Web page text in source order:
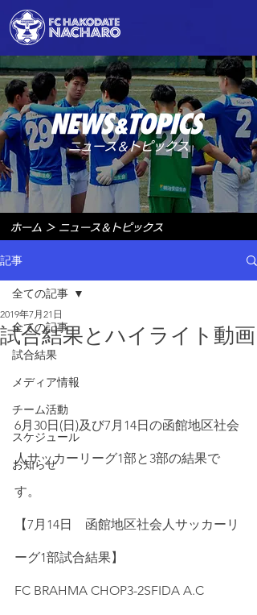
ニュース＆トピックス
ホーム ＞ ニュース＆トピックス
記事
全ての記事
試合結果
メディア情報
チーム活動
スケジュール
お知らせ
全ての記事
試合結果とハイライト動画
2019年7月21日
6月30日(日)及び7月14日の函館地区社会
人サッカーリーグ1部と3部の結果で
す。
【7月14日　函館地区社会人サッカーリ
ーグ1部試合結果】
FC BRAHMA CHOP3-2SFIDA A.C